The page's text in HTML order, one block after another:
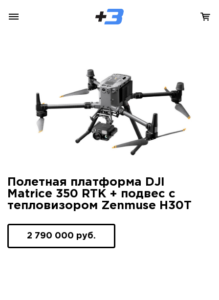
Полетная платформа DJI
Matrice 350 RTK + подвес с
тепловизором Zenmuse H30T
2 790 000 руб.